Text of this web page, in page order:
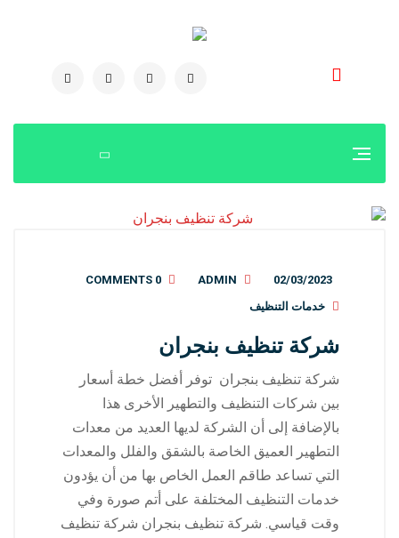
02/03/2023
ADMIN
0 COMMENTS
خدمات التنظيف
شركة تنظيف بنجران
شركة تنظيف بنجران توفر أفضل خطة أسعار
بين شركات التنظيف والتطهير الأخرى هذا
بالإضافة إلى أن الشركة لديها العديد من معدات
التطهير العميق الخاصة بالشقق والفلل والمعدات
التي تساعد طاقم العمل الخاص بها من أن يؤدون
خدمات التنظيف المختلفة على أتم صورة وفي
وقت قياسي. شركة تنظيف بنجران شركة تنظيف